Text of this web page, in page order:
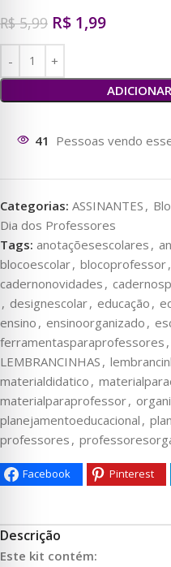
R$5,99 R$ 1,99
39 Pessoas vendo
Categorias: ASSINANTES ,
Dia dos Professores
Tags: anotaçõesescolares ,
blocoescolar, blocoprofessor,
cadernonovidades ,
, designescolar, educação ,
ensino , ensinoorganizado ,
ferramentasparaprofessores ,
LEMBRANCINHAS ,
materialdidatico ,
materialparaprofessor,
planejamentoeducacional ,
professores ,
Facebook Pinterest
Descrição
Este kit contém: